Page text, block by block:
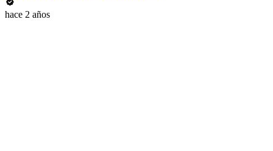
hace 2 años